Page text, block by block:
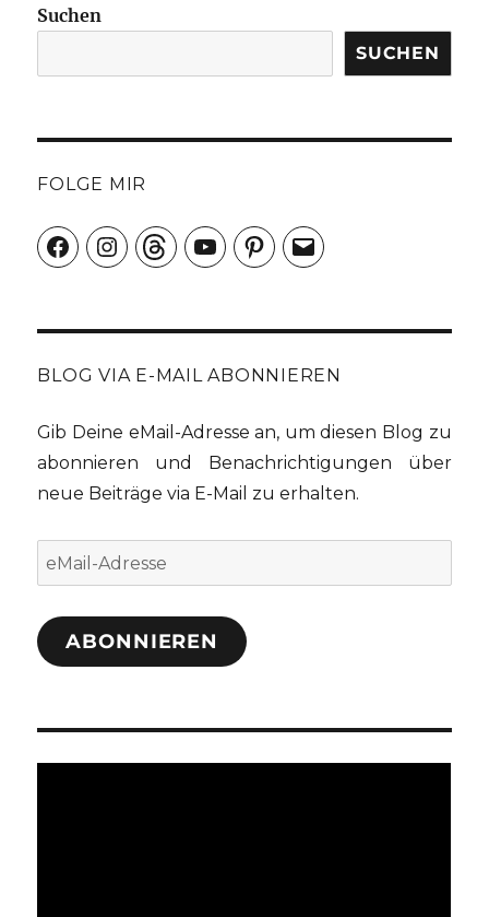
Suchen
SUCHEN
FOLGE MIR
FacebookInstagramThreadsYouTubePinterest
E-
Mail
BLOG VIA E-MAIL ABONNIEREN
Gib Deine eMail-Adresse an, um diesen Blog zu
abonnieren und Benachrichtigungen über
neue Beiträge via E-Mail zu erhalten.
eMail-
Adresse
ABONNIEREN